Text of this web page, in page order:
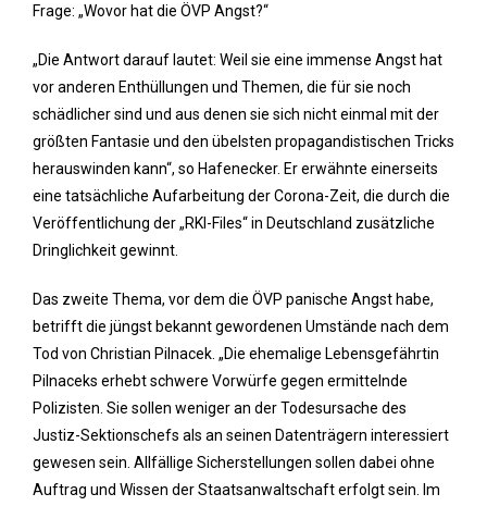
Frage: „Wovor hat die ÖVP Angst?“
„Die Antwort darauf lautet: Weil sie eine immense Angst hat
vor anderen Enthüllungen und Themen, die für sie noch
schädlicher sind und aus denen sie sich nicht einmal mit der
größten Fantasie und den übelsten propagandistischen Tricks
herauswinden kann“, so Hafenecker. Er erwähnte einerseits
eine tatsächliche Aufarbeitung der Corona-Zeit, die durch die
Veröffentlichung der „RKI-Files“ in Deutschland zusätzliche
Dringlichkeit gewinnt.
Das zweite Thema, vor dem die ÖVP panische Angst habe,
betrifft die jüngst bekannt gewordenen Umstände nach dem
Tod von Christian Pilnacek. „Die ehemalige Lebensgefährtin
Pilnaceks erhebt schwere Vorwürfe gegen ermittelnde
Polizisten. Sie sollen weniger an der Todesursache des
Justiz-Sektionschefs als an seinen Datenträgern interessiert
gewesen sein. Allfällige Sicherstellungen sollen dabei ohne
Auftrag und Wissen der Staatsanwaltschaft erfolgt sein. Im